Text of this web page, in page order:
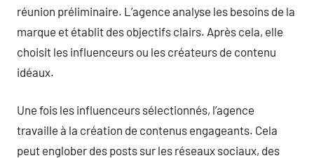
réunion préliminaire. L’agence analyse les besoins de la
marque et établit des objectifs clairs. Après cela, elle
choisit les influenceurs ou les créateurs de contenu
idéaux.
Une fois les influenceurs sélectionnés, l’agence
travaille à la création de contenus engageants. Cela
peut englober des posts sur les réseaux sociaux, des